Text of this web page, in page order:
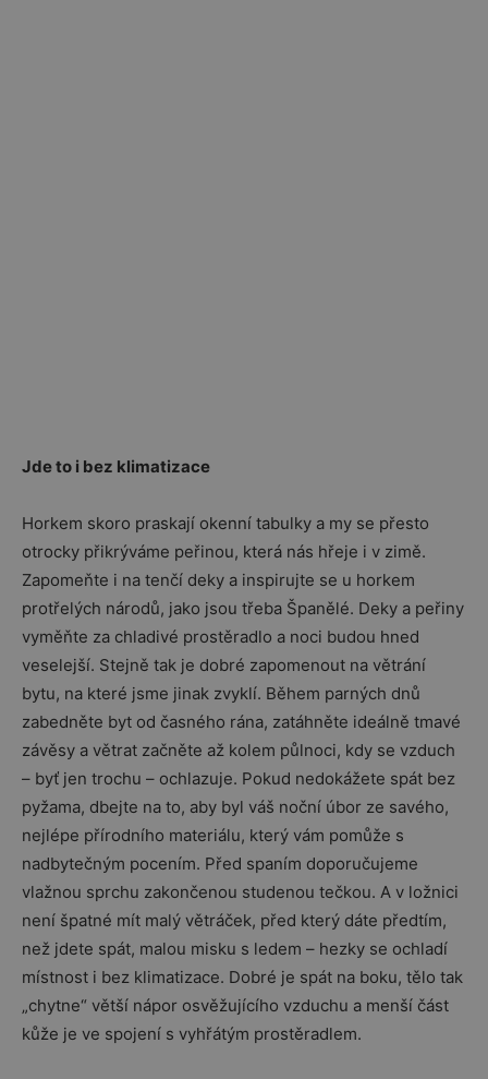
Jde to i bez klimatizace
Horkem skoro praskají okenní tabulky a my se přesto
otrocky přikrýváme peřinou, která nás hřeje i v zimě.
Zapomeňte i na tenčí deky a inspirujte se u horkem
protřelých národů, jako jsou třeba Španělé. Deky a peřiny
vyměňte za chladivé prostěradlo a noci budou hned
veselejší. Stejně tak je dobré zapomenout na větrání
bytu, na které jsme jinak zvyklí. Během parných dnů
zabedněte byt od časného rána, zatáhněte ideálně tmavé
závěsy a větrat začněte až kolem půlnoci, kdy se vzduch
– byť jen trochu – ochlazuje. Pokud nedokážete spát bez
pyžama, dbejte na to, aby byl váš noční úbor ze savého,
nejlépe přírodního materiálu, který vám pomůže s
nadbytečným pocením. Před spaním doporučujeme
vlažnou sprchu zakončenou studenou tečkou. A v ložnici
není špatné mít malý větráček, před který dáte předtím,
než jdete spát, malou misku s ledem – hezky se ochladí
místnost i bez klimatizace. Dobré je spát na boku, tělo tak
„chytne“ větší nápor osvěžujícího vzduchu a menší část
kůže je ve spojení s vyhřátým prostěradlem.